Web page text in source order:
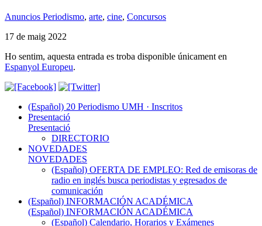
Anuncios Periodismo, arte, cine, Concursos
17 de maig 2022
Ho sentim, aquesta entrada es troba disponible únicament en
Espanyol Europeu.
(Español) 20 Periodismo UMH · Inscritos
Presentació
Presentació
DIRECTORIO
NOVEDADES
NOVEDADES
(Español) OFERTA DE EMPLEO: Red de emisoras de
radio en inglés busca periodistas y egresados de
comunicación
(Español) INFORMACIÓN ACADÉMICA
(Español) INFORMACIÓN ACADÉMICA
(Español) Calendario, Horarios y Exámenes